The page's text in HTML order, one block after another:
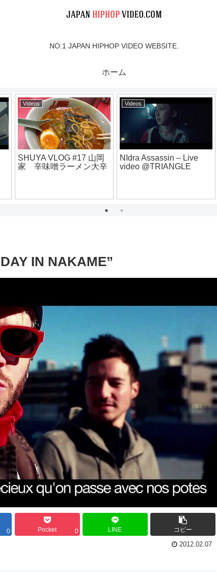
NO.1 JAPAN HIPHOP VIDEO WEBSITE.
ホーム
Videos
DJ CHARI & DJ
TATSUKI “GOLDEN
Videos
why so serious pro.
zooice
IN NAKAME”
0 Pocket 0 LINE コピー
2012.02.07